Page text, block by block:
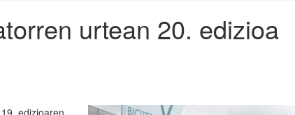
urtean 20. edizioa
edizioaren